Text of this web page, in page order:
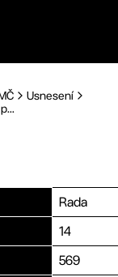
Usnesení
Rada
14
569